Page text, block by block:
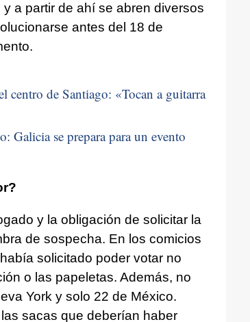
a partir de ahí se abren diversos
antes del 18 de
centro de Santiago: «Tocan a guitarra
Galicia se prepara para un evento
y la obligación de solicitar la
de sospecha. En los comicios
solicitado poder votar no
o las papeletas. Además, no
York y solo 22 de México.
sacas que deberían haber